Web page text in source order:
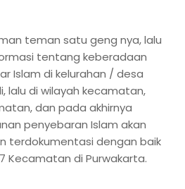
teman satu geng nya, lalu
tentang keberadaan
Islam di kelurahan / desa
lalu di wilayah kecamatan,
dan pada akhirnya
penyebaran Islam akan
terdokumentasi dengan baik
Kecamatan di Purwakarta.